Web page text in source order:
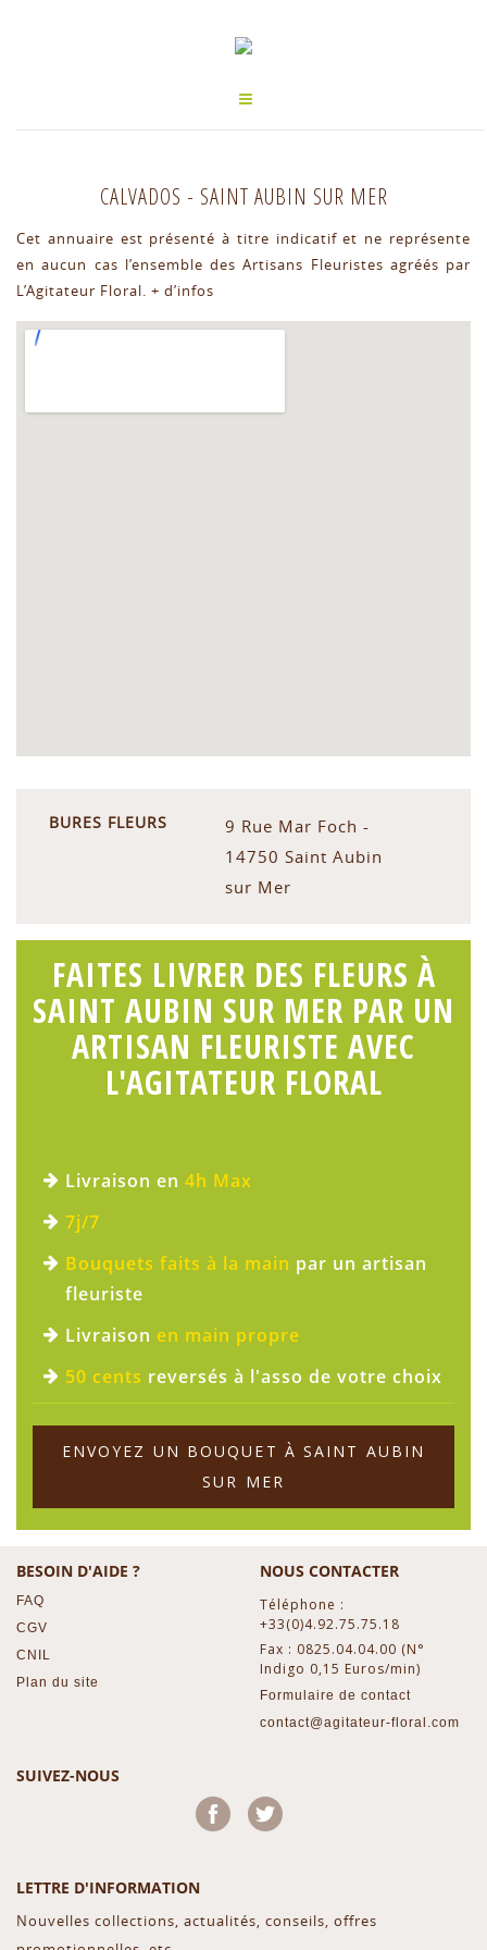
CALVADOS - SAINT AUBIN SUR MER
Cet annuaire est présenté à titre indicatif et ne représente
en aucun cas l’ensemble des Artisans Fleuristes agréés par
L’Agitateur Floral. + d’infos
BURES FLEURS
9 Rue Mar Foch -
14750 Saint Aubin
sur Mer
FAITES LIVRER DES FLEURS À
SAINT AUBIN SUR MER PAR UN
ARTISAN FLEURISTE AVEC
L'AGITATEUR FLORAL
Livraison en 4h Max
7j/7
Bouquets faits à la main par un artisan
fleuriste
Livraison en main propre
50 cents reversés à l'asso de votre choix
ENVOYEZ UN BOUQUET À SAINT AUBIN
SUR MER
BESOIN D'AIDE ?
FAQ
CGV
CNIL
Plan du site
NOUS CONTACTER
Téléphone :
+33(0)4.92.75.75.18
Fax : 0825.04.04.00 (N°
Indigo 0,15 Euros/min)
Formulaire de contact
contact@agitateur-floral.com
SUIVEZ-NOUS
Facebook
LETTRE D'INFORMATION
Nouvelles collections, actualités, conseils, offres